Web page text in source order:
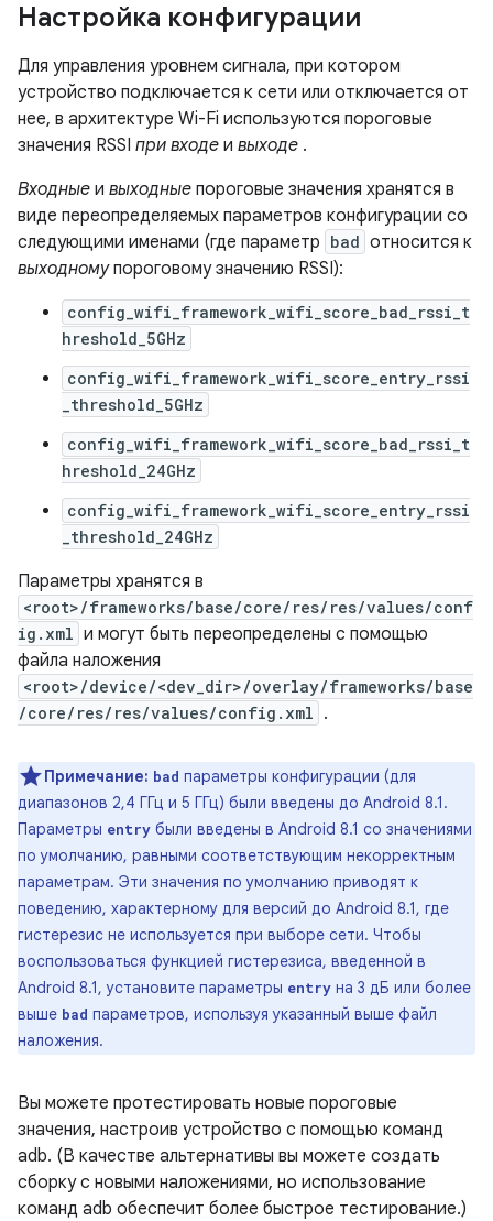
Настройка конфигурации
Для управления уровнем сигнала, при котором
устройство подключается к сети или отключается от
нее, в архитектуре Wi-Fi используются пороговые
значения RSSI при входе и выходе .
Входные и выходные пороговые значения хранятся в
виде переопределяемых параметров конфигурации со
следующими именами (где параметр bad относится к
выходномупороговому значению RSSI):
config_wifi_framework_wifi_score_bad_rssi_t
hreshold_5GHz
config_wifi_framework_wifi_score_entry_rssi
_threshold_5GHz
config_wifi_framework_wifi_score_bad_rssi_t
hreshold_24GHz
config_wifi_framework_wifi_score_entry_rssi
_threshold_24GHz
Параметры хранятся в
<root>/frameworks/base/core/res/res/values/conf
ig.xml и могут быть переопределены с помощью
файла наложения
<root>/device/<dev_dir>/overlay/frameworks/base
/core/res/res/values/config.xml .
Примечание: bad параметры конфигурации (для
диапазонов 2,4 ГГц и 5 ГГц) были введены до Android 8.1.
Параметры entry были введены в Android 8.1 со значениями
по умолчанию, равными соответствующим некорректным
параметрам. Эти значения по умолчанию приводят к
поведению, характерному для версий до Android 8.1, где
гистерезис не используется при выборе сети. Чтобы
воспользоваться функцией гистерезиса, введенной в
Android 8.1, установите параметры entry на 3 дБ или более
выше bad параметров, используя указанный выше файл
наложения.
Вы можете протестировать новые пороговые
значения, настроив устройство с помощью команд
adb. (В качестве альтернативы вы можете создать
сборку с новыми наложениями, но использование
команд adb обеспечит более быстрое тестирование.)